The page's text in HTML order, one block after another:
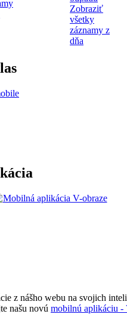
Zobraziť
všetky
záznamy z
dňa
z nášho webu na svojich
našu novú mobilnú aplikáciu